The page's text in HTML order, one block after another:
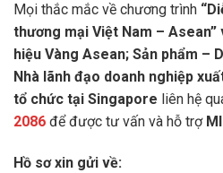
Mọi thắc mắc về chương trình
thương mại Việt Nam – Asean”
hiệu Vàng Asean; Sản phẩm –
Nhà lãnh đạo doanh nghiệp
tổ chức tại Singapore liên hệ
2086 để được tư vấn và hỗ trợ
Hồ sơ xin gửi về: